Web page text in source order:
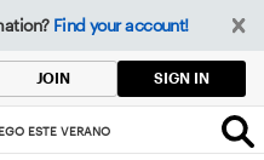
Find your account!
JOIN SIGN IN
ESTE VERANO